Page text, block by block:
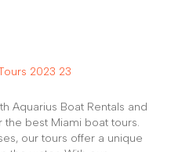
Aquarius Boat Rentals and
best Miami boat tours.
our tours offer a unique